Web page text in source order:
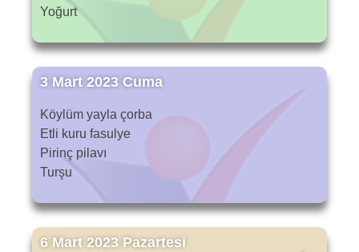
Yoğurt
3 Mart 2023 Cuma
Köylüm yayla çorba
Etli kuru fasulye
Pirinç pilavı
Turşu
6 Mart 2023 Pazartesi